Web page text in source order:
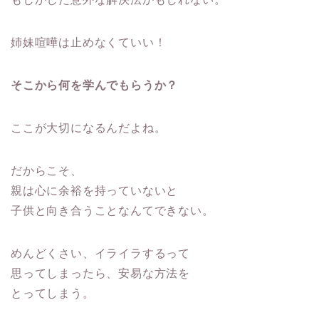
姉妹喧嘩は止めなくていい！
そこから何を学んでもらうか？
ここが大切になるんだよね。
だからこそ、
親は心に余裕を持っていないと
子供と向き合うことなんてできない。
めんどくさい、イライラするって
思ってしまったら、安易な方法を
とってしまう。